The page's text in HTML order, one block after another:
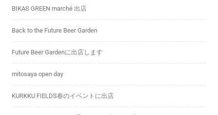
BIKAS GREEN marché 出店
Back to the Future Beer Garden
Future Beer Gardenに出店します
mitosaya open day
KURKKU FIELDS春のイベントに出店